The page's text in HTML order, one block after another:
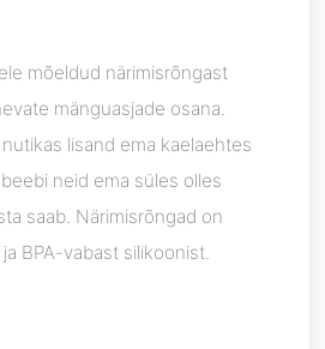
mõeldud närimisrõngast
mänguasjade osana.
lisand ema kaelaehtes
neid ema süles olles
saab. Närimisrõngad on
BPA-vabast silikoonist.